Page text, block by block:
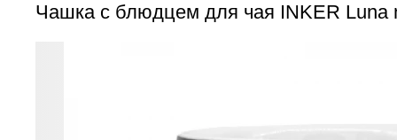
Чашка с блюдцем для чая INKER Luna